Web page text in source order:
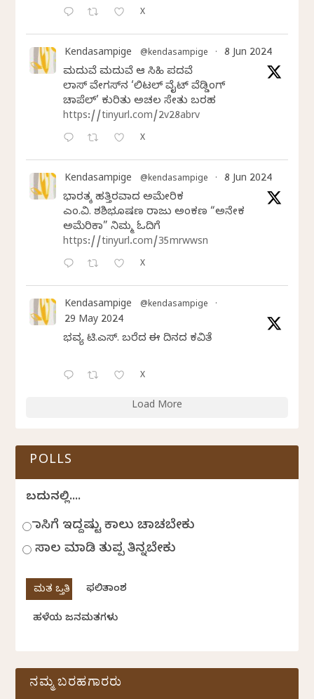
X
Kendasampige @kendasampige · 8 Jun 2024
ಮದುವೆ ಮದುವೆ ಆ ಸಿಹಿ ಪದವೆ
ಲಾಸ್‌ ವೇಗಸ್‌ನ ‘ಲಿಟಲ್ ವೈಟ್ ವೆಡ್ಡಿಂಗ್
ಚಾಪೆಲ್’ ಕುರಿತು ಅಚಲ ಸೇತು ಬರಹ
https://tinyurl.com/2v28abrv
X
Kendasampige @kendasampige · 8 Jun 2024
ಭಾರತಕ್ಕೆ ಹತ್ತಿರವಾದ ಅಮೇರಿಕ
ಎಂ.ವಿ. ಶಶಿಭೂಷಣ ರಾಜು ಅಂಕಣ “ಅನೇಕ
ಅಮೆರಿಕಾ” ನಿಮ್ಮ ಓದಿಗೆ
https://tinyurl.com/35mrwwsn
X
Kendasampige @kendasampige ·
29 May 2024
ಭವ್ಯ ಟಿ.ಎಸ್. ಬರೆದ ಈ ದಿನದ ಕವಿತೆ
X
Load More
POLLS
ಬದುಕಿನಲ್ಲಿ....
ಹಾಸಿಗೆ ಇದ್ದಷ್ಟು ಕಾಲು ಚಾಚಬೇಕು
ಸಾಲ ಮಾಡಿ ತುಪ್ಪ ತಿನ್ನಬೇಕು
ಫಲಿತಾಂಶ
ಹಳೆಯ ಜನಮತಗಳು
ನಮ್ಮ ಬರಹಗಾರರು